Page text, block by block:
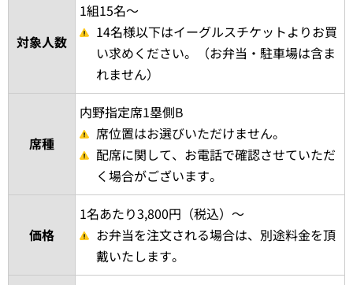
対象人数
1組15名～
14名様以下はイーグルスチケットよりお買
い求めください。（お弁当・駐車場は含ま
れません）
席種
内野指定席1塁側B
席位置はお選びいただけません。
配席に関して、お電話で確認させていただ
く場合がございます。
価格
1名あたり3,800円（税込）～
お弁当を注文される場合は、別途料金を頂
戴いたします。